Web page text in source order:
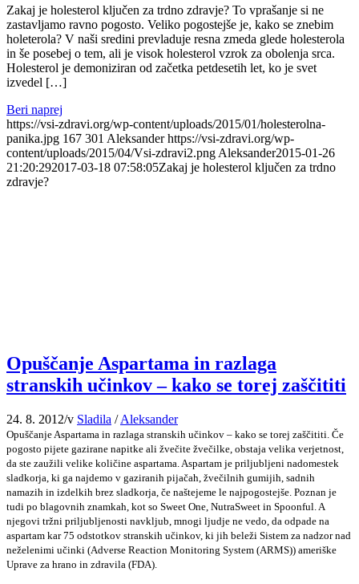
Zakaj je holesterol ključen za trdno zdravje? To vprašanje si ne
zastavljamo ravno pogosto. Veliko pogostejše je, kako se znebim
holeterola? V naši sredini prevladuje resna zmeda glede holesterola
in še posebej o tem, ali je visok holesterol vzrok za obolenja srca.
Holesterol je demoniziran od začetka petdesetih let, ko je svet
izvedel […]
Beri naprej
https://vsi-zdravi.org/wp-content/uploads/2015/01/holesterolna-
panika.jpg 167 301 Aleksander https://vsi-zdravi.org/wp-
content/uploads/2015/04/Vsi-zdravi2.png Aleksander2015-01-26
21:20:292017-03-18 07:58:05Zakaj je holesterol ključen za trdno
zdravje?
Opuščanje Aspartama in razlaga
stranskih učinkov – kako se torej zaščititi
24. 8. 2012/v Sladila / Aleksander
Opuščanje Aspartama in razlaga stranskih učinkov – kako se torej zaščititi. Če
pogosto pijete gazirane napitke ali žvečite žvečilke, obstaja velika verjetnost,
da ste zaužili velike količine aspartama. Aspartam je priljubljeni nadomestek
sladkorja, ki ga najdemo v gaziranih pijačah, žvečilnih gumijih, sadnih
namazih in izdelkih brez sladkorja, če naštejeme le najpogostejše. Poznan je
tudi po blagovnih znamkah, kot so Sweet One, NutraSweet in Spoonful. A
njegovi tržni priljubljenosti navkljub, mnogi ljudje ne vedo, da odpade na
aspartam kar 75 odstotkov stranskih učinkov, ki jih beleži Sistem za nadzor nad
neželenimi učinki (Adverse Reaction Monitoring System (ARMS)) ameriške
Uprave za hrano in zdravila (FDA).